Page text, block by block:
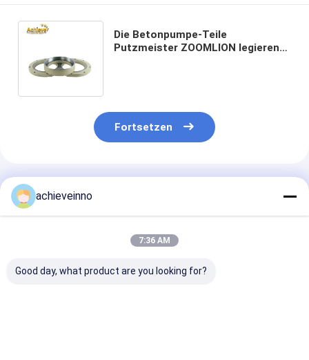
Die Betonpumpe-Teile
Putzmeister ZOOMLION legieren
Fortsetzen
Empfohlene Produkte
achieveinno
7:36 AM
Good day, what product are you looking for?